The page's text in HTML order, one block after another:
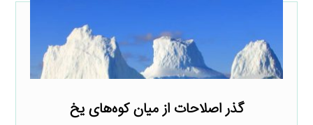
گذر اصلاحات از میان کوه‌های یخ